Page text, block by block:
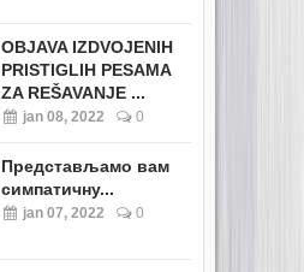
OBJAVA IZDVOJENIH
PRISTIGLIH PESAMA
ZA REŠAVANJE ...
jan 08, 2022 0
Представљамо вам
симпатичну...
jan 07, 2022 0